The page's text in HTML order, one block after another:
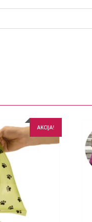
AKCIJA!